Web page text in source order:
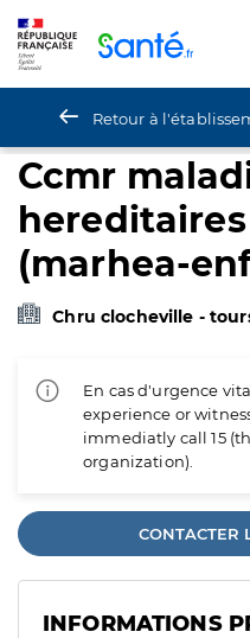
Retour à
Ccmr
(marhea-
Chru clocheville -
En cas d'urgence
experience or
immediatly call 15
organization).
CONTACTER
INFORMATIONS